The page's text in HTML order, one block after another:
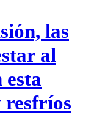
las
al
esta
resfríos